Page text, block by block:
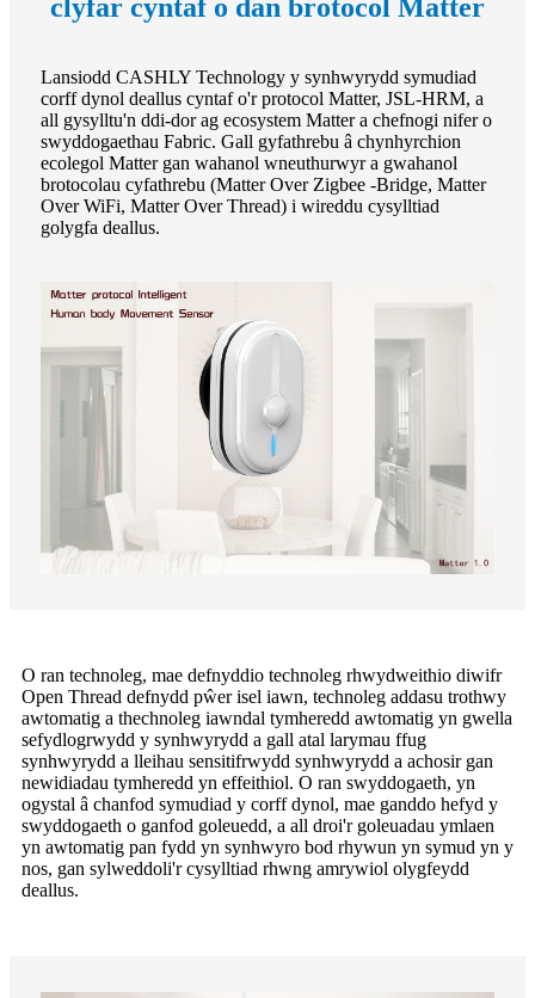
clyfar cyntaf o dan brotocol Matter
Lansiodd CASHLY Technology y synhwyrydd symudiad
corff dynol deallus cyntaf o'r protocol Matter, JSL-HRM, a
all gysylltu'n ddi-dor ag ecosystem Matter a chefnogi nifer o
swyddogaethau Fabric. Gall gyfathrebu â chynhyrchion
ecolegol Matter gan wahanol wneuthurwyr a gwahanol
brotocolau cyfathrebu (Matter Over Zigbee -Bridge, Matter
Over WiFi, Matter Over Thread) i wireddu cysylltiad
golygfa deallus.
O ran technoleg, mae defnyddio technoleg rhwydweithio diwifr
Open Thread defnydd pŵer isel iawn, technoleg addasu trothwy
awtomatig a thechnoleg iawndal tymheredd awtomatig yn gwella
sefydlogrwydd y synhwyrydd a gall atal larymau ffug
synhwyrydd a lleihau sensitifrwydd synhwyrydd a achosir gan
newidiadau tymheredd yn effeithiol. O ran swyddogaeth, yn
ogystal â chanfod symudiad y corff dynol, mae ganddo hefyd y
swyddogaeth o ganfod goleuedd, a all droi'r goleuadau ymlaen
yn awtomatig pan fydd yn synhwyro bod rhywun yn symud yn y
nos, gan sylweddoli'r cysylltiad rhwng amrywiol olygfeydd
deallus.